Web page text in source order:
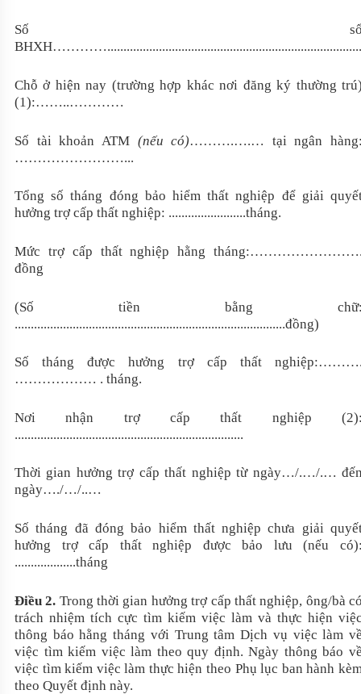
Số
Chỗ ở hiện nay (trường hợp khác nơi đăng ký thường
(1):……..…………
Số tài khoản ATM (nếu có)……….….… tại ngân
……………………...
Tổng số tháng đóng bảo hiểm thất nghiệp để giải
hưởng trợ cấp thất nghiệp: ........................tháng.
Mức trợ cấp thất nghiệp hằng
đồng
(Số tiền bằng
....................................................................................đồng)
Số tháng được hưởng trợ cấp thất
……………… . tháng.
Nơi nhận trợ cấp thất nghiệp
.......................................................................
Thời gian hưởng trợ cấp thất nghiệp từ ngày…/.…/.…
ngày…./…/..…
Số tháng đã đóng bảo hiểm thất nghiệp chưa giải
hưởng trợ cấp thất nghiệp được bảo lưu (nếu
...................tháng
Điều 2. Trong thời gian hưởng trợ cấp thất nghiệp, ông/bà
trách nhiệm tích cực tìm kiếm việc làm và thực hiện
thông báo hằng tháng với Trung tâm Dịch vụ việc làm
việc tìm kiếm việc làm theo quy định. Ngày thông báo
việc tìm kiếm việc làm thực hiện theo Phụ lục ban hành
theo Quyết định này.